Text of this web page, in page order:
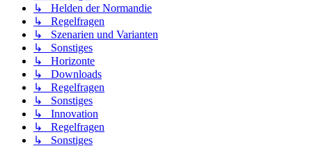
↳ Helden der Normandie
↳ Regelfragen
↳ Szenarien und Varianten
↳ Sonstiges
↳ Horizonte
↳ Downloads
↳ Regelfragen
↳ Sonstiges
↳ Innovation
↳ Regelfragen
↳ Sonstiges